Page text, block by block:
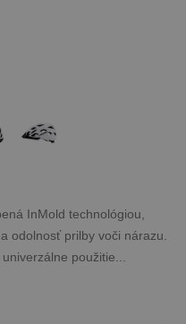
InMold technológiou,
odolnosť prilby voči nárazu.
použitie...